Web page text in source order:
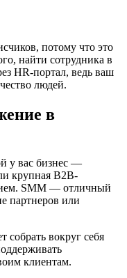
потому что это
найти сотрудника в
HR-портал, ведь ваш
людей.
в
у вас бизнес —
крупная B2B-
SMM — отличный
партнеров или
вокруг себя
клиентам.